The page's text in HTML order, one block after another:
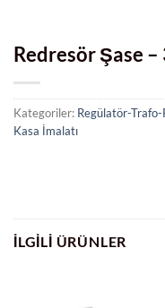
Redresör Şase –
Kategoriler: Regülatör-Trafo-
Kasa İmalatı
İLGILI ÜRÜNLER